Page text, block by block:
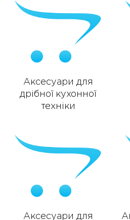
Аксесуари для
дрібної кухонної
техніки
Аксесуари для